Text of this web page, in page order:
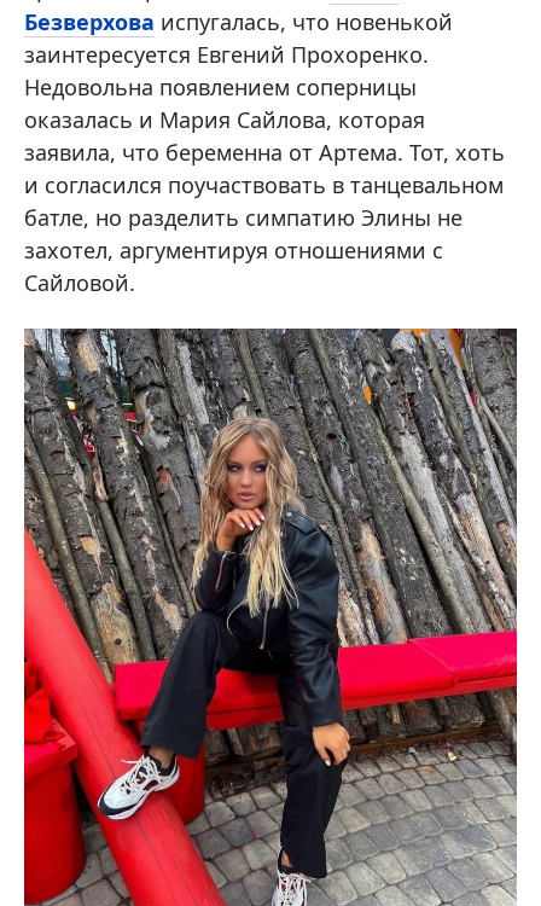
Безверхова испугалась, что новенькой
заинтересуется Евгений Прохоренко.
Недовольна появлением соперницы
оказалась и Мария Сайлова, которая
заявила, что беременна от Артема. Тот, хоть
и согласился поучаствовать в танцевальном
батле, но разделить симпатию Элины не
захотел, аргументируя отношениями с
Сайловой.